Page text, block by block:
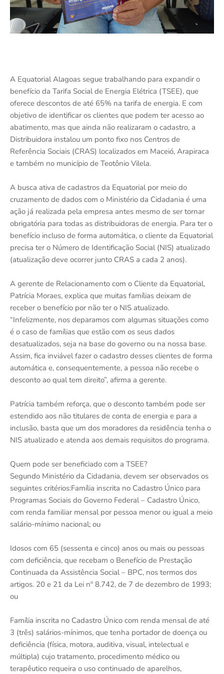
A Equatorial Alagoas segue trabalhando para expandir o
benefício da Tarifa Social de Energia Elétrica (TSEE), que
oferece descontos de até 65% na tarifa de energia. E com
objetivo de identificar os clientes que podem ter acesso ao
abatimento, mas que ainda não realizaram o cadastro, a
Distribuidora instalou um ponto fixo nos Centros de
Referência Sociais (CRAS) localizados em Maceió, Arapiraca
e também no município de Teotônio Vilela.
A busca ativa de cadastros da Equatorial por meio do
cruzamento de dados com o Ministério da Cidadania é uma
ação já realizada pela empresa antes mesmo de ser tornar
obrigatória para todas as distribuidoras de energia. Para ter o
benefício incluso de forma automática, o cliente da Equatorial
precisa ter o Número de Identificação Social (NIS) atualizado
(atualização deve ocorrer junto CRAS a cada 2 anos).
A gerente de Relacionamento com o Cliente da Equatorial,
Patrícia Moraes, explica que muitas famílias deixam de
receber o benefício por não ter o NIS atualizado.
“Infelizmente, nos deparamos com algumas situações como
é o caso de famílias que estão com os seus dados
desatualizados, seja na base do governo ou na nossa base.
Assim, fica inviável fazer o cadastro desses clientes de forma
automática e, consequentemente, a pessoa não recebe o
desconto ao qual tem direito”, afirma a gerente.
Patrícia também reforça, que o desconto também pode ser
estendido aos não titulares de conta de energia e para a
inclusão, basta que um dos moradores da residência tenha o
NIS atualizado e atenda aos demais requisitos do programa.
Quem pode ser beneficiado com a TSEE?
Segundo Ministério da Cidadania, devem ser observados os
seguintes critérios:Família inscrita no Cadastro Único para
Programas Sociais do Governo Federal – Cadastro Único,
com renda familiar mensal por pessoa menor ou igual a meio
salário-mínimo nacional; ou
Idosos com 65 (sessenta e cinco) anos ou mais ou pessoas
com deficiência, que recebam o Benefício de Prestação
Continuada da Assistência Social – BPC, nos termos dos
artigos. 20 e 21 da Lei nº 8.742, de 7 de dezembro de 1993;
ou
Família inscrita no Cadastro Único com renda mensal de até
3 (três) salários-mínimos, que tenha portador de doença ou
deficiência (física, motora, auditiva, visual, intelectual e
múltipla) cujo tratamento, procedimento médico ou
terapêutico requeira o uso continuado de aparelhos,